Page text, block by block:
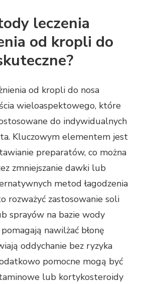
leczenia
od kropli do
od kropli do nosa
wieloaspektowego, które
do indywidualnych
Kluczowym elementem jest
preparatów, co można
zmniejszanie dawki lub
metod łagodzenia
rozważyć zastosowanie soli
sprayów na bazie wody
nawilżać błonę
oddychanie bez ryzyka
pomocne mogą być
lub kortykosteroidy